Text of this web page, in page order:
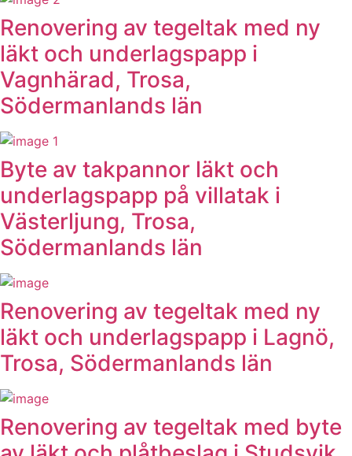
Renovering av tegeltak med ny
läkt och underlagspapp i
Vagnhärad, Trosa,
Södermanlands län
Byte av takpannor läkt och
underlagspapp på villatak i
Västerljung, Trosa,
Södermanlands län
Renovering av tegeltak med ny
läkt och underlagspapp i Lagnö,
Trosa, Södermanlands län
Renovering av tegeltak med byte